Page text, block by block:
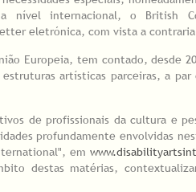
internacional, o British
eletrónica, com vista a
Europeia, tem contado, desde
artísticas parceiras, a
de profissionais da cultura e
profundamente envolvidas
em
destas matérias,